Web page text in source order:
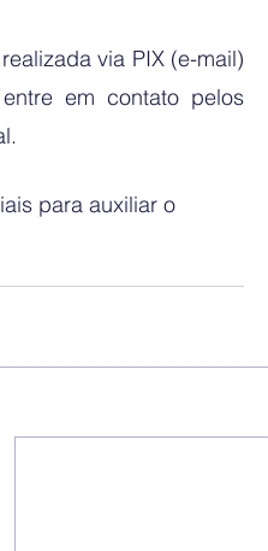
via PIX (e-mail)
entre em contato pelos
para auxiliar o